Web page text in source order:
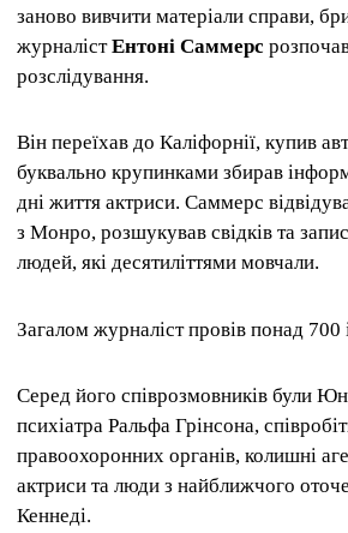
заново вивчити матеріали справи,
журналістЕнтоні Саммерс
розслідування.
Він переїхав до Каліфорнії, купив
буквально крупинками збирав
дні життя актриси. Саммерс
з Монро, розшукував свідків та
людей, які десятиліттями мовчали.
Загалом журналіст провів понад 700
Серед його співрозмовників були
психіатра Ральфа Грінсона,
правоохоронних органів, колишні
актриси та люди з найближчого
Кеннеді.